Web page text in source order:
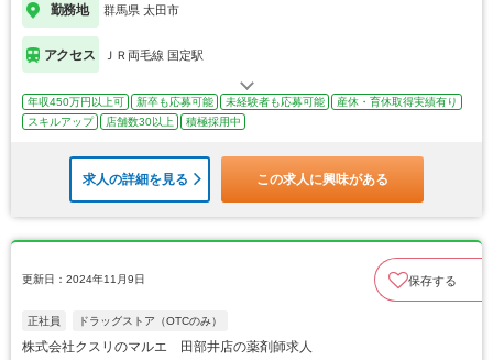
勤務地 群馬県 太田市
アクセス ＪＲ両毛線 国定駅
年収450万円以上可 新卒も応募可能 未経験者も応募可能
産休・育休取得実績有り
スキルアップ
店舗数30以上 積極採用中
求人の詳細を見る この求人に興味がある
更新日：2024年11月9日 保存する
正社員 ドラッグストア（OTCのみ）
株式会社クスリのマルエ 田部井店の薬剤師求人